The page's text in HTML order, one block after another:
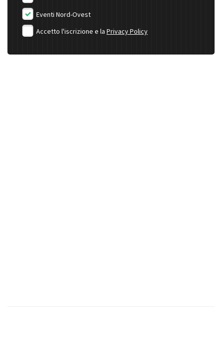
Eventi Nord-Ovest
Accetto l'iscrizione e la Privacy Policy